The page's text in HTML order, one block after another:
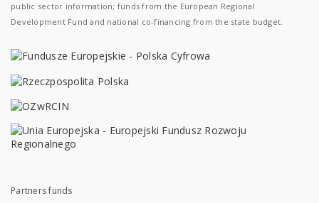
public sector information; funds from the European Regional
Development Fund and national co-financing from the state budget.
Partners funds